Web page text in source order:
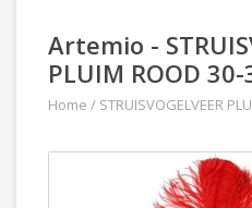
Artemio -
PLUIM ROOD 30-
Home / STRUISVOGELVEER